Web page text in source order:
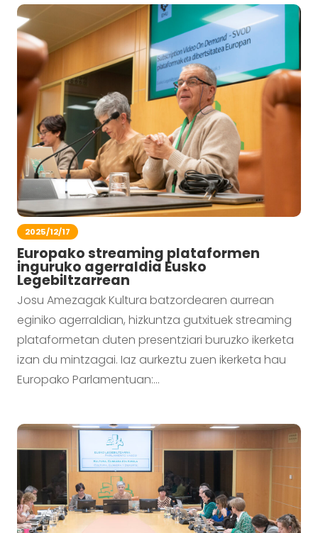
2025/12/17
Europako streaming plataformen
inguruko agerraldia Eusko
Legebiltzarrean
Josu Amezagak Kultura batzordearen aurrean
eginiko agerraldian, hizkuntza gutxituek streaming
plataformetan duten presentziari buruzko ikerketa
izan du mintzagai. Iaz aurkeztu zuen ikerketa hau
Europako Parlamentuan:…